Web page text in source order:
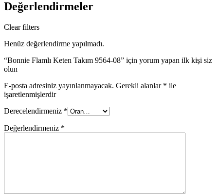
Değerlendirmeler
Clear filters
Henüz değerlendirme yapılmadı.
“Bonnie Flamlı Keten Takım 9564-08” için yorum yapan ilk kişi siz
olun
E-posta adresiniz yayınlanmayacak. Gerekli alanlar * ile
işaretlenmişlerdir
Derecelendirmeniz *
Değerlendirmeniz *